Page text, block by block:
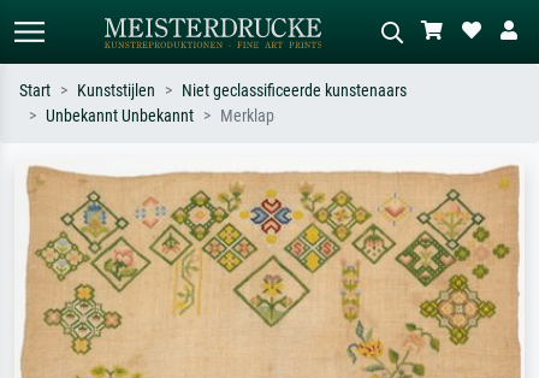
Zoek op kunstenaar, titel of stijl – bijv.
Monet, Sterrennacht, impressionisme,
Hokusai-golf, naakt.
Beschrijf de scène – bijv. groene
weide, abstract met veel rood, donker
olieverfschilderij, staand naakt naast
een boom.
Start Kunststijlen
Niet geclassificeerde kunstenaars
Unbekannt Unbekannt
Merklap